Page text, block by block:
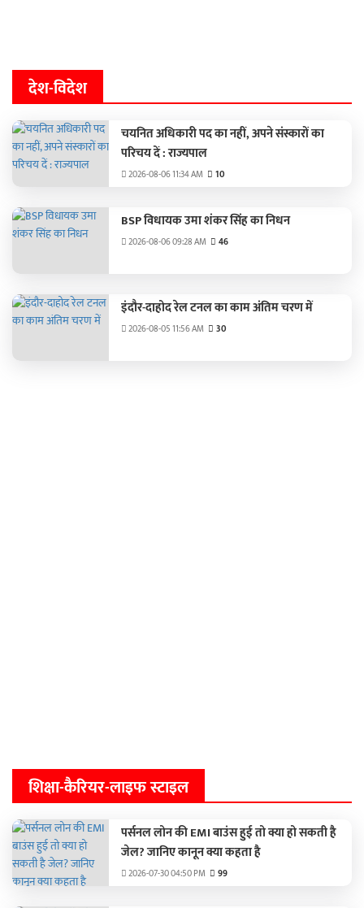
देश-विदेश
चयनित अधिकारी पद का नहीं, अपने संस्कारों का
परिचय दें : राज्यपाल
2026-08-06 11:34 AM 10
BSP विधायक उमा शंकर सिंह का निधन
2026-08-06 09:28 AM 46
इंदौर-दाहोद रेल टनल का काम अंतिम चरण में
2026-08-05 11:56 AM 30
शिक्षा-कैरियर-लाइफ स्टाइल
पर्सनल लोन की EMI बाउंस हुई तो क्या हो सकती है
जेल? जानिए कानून क्या कहता है
2026-07-30 04:50 PM 99